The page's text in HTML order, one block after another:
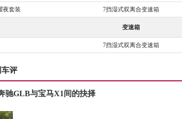
夜套装 7挡湿式双离合变速箱
变速箱
7挡湿式双离合变速箱
评
驰GLB与宝马X1间的抉择